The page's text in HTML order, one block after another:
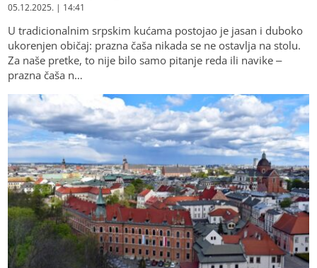
05.12.2025. | 14:41
U tradicionalnim srpskim kućama postojao je jasan i duboko
ukorenjen običaj: prazna čaša nikada se ne ostavlja na stolu.
Za naše pretke, to nije bilo samo pitanje reda ili navike –
prazna čaša n…